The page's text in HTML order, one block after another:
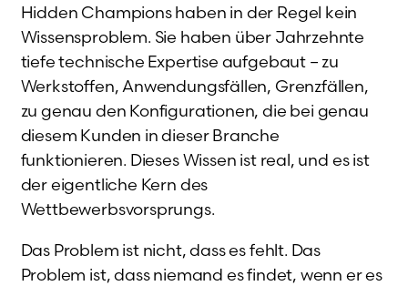
Hidden Champions haben in der Regel kein
Wissensproblem. Sie haben über Jahrzehnte
tiefe technische Expertise aufgebaut – zu
Werkstoffen, Anwendungsfällen, Grenzfällen,
zu genau den Konfigurationen, die bei genau
diesem Kunden in dieser Branche
funktionieren. Dieses Wissen ist real, und es ist
der eigentliche Kern des
Wettbewerbsvorsprungs.
Das Problem ist nicht, dass es fehlt. Das
Problem ist, dass niemand es findet, wenn er es